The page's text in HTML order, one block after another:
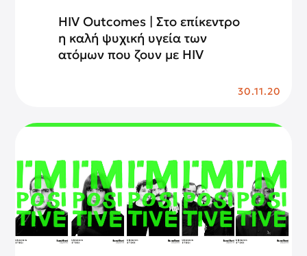
HIV Outcomes | Στο επίκεντρο
η καλή ψυχική υγεία των
ατόμων που ζουν με HIV
30.11.20